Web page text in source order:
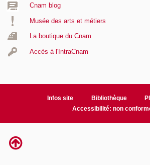
Cnam blog
Musée des arts et métiers
La boutique du Cnam
Accès à l'IntraCnam
Infos site Bibliothèque
Accessibilité: non